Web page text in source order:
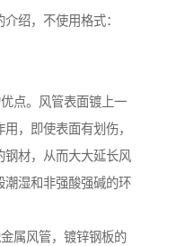
绍，不使用格式：
点。风管表面镀上一
，即使表面有划伤，
钢材，从而大大延长风
潮湿和非强酸强碱的环
属风管，镀锌钢板的